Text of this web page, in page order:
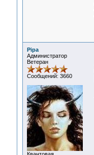
Pipa
Администратор
Ветеран
Сообщений: 3660